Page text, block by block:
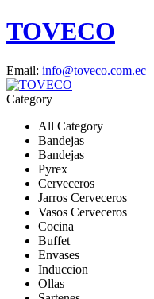
TOVECO
Email: info@toveco.com.ec
Category
All Category
Bandejas
Bandejas
Pyrex
Cerveceros
Jarros Cerveceros
Vasos Cerveceros
Cocina
Buffet
Envases
Induccion
Ollas